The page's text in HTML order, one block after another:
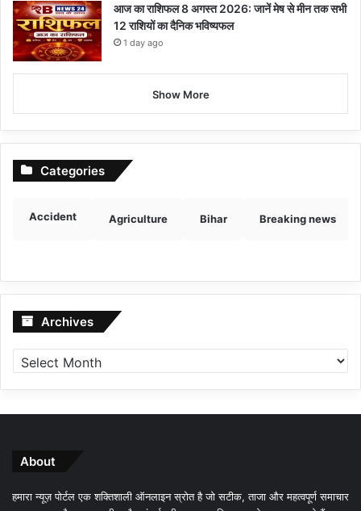
आज का राशिफल 8 अगस्त 2026: जानें मेष से मीन तक सभी
12 राशियों का दैनिक भविष्यफल
1 day ago
Show More
Categories
Accident Agriculture Bihar Breaking news
Archives Archives
About
हमारा न्यूज़ पोर्टल एक शक्तिशाली ऑनलाइन स्रोत है जो सटीक, ताजा और महत्वपूर्ण समाचार